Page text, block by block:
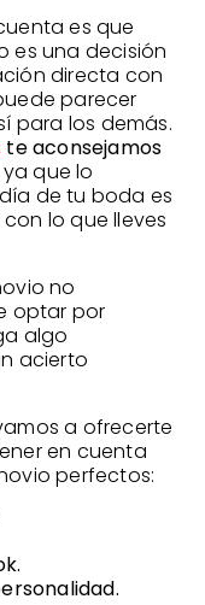
es que
es una decisión
directa con
parecer
para los demás.
te aconsejamos
ya que lo
de tu boda es
lo que lleves
no
optar por
algo
acierto
a ofrecerte
en cuenta
perfectos: